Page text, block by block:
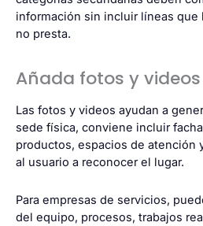
información sin incluir líneas que
no presta.
Añada fotos y
Las fotos y videos ayudan a
sede física, conviene incluir
productos, espacios de atención
al usuario a reconocer el lugar.
Para empresas de servicios,
del equipo, procesos, trabajos